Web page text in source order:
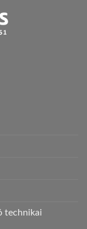
technikai